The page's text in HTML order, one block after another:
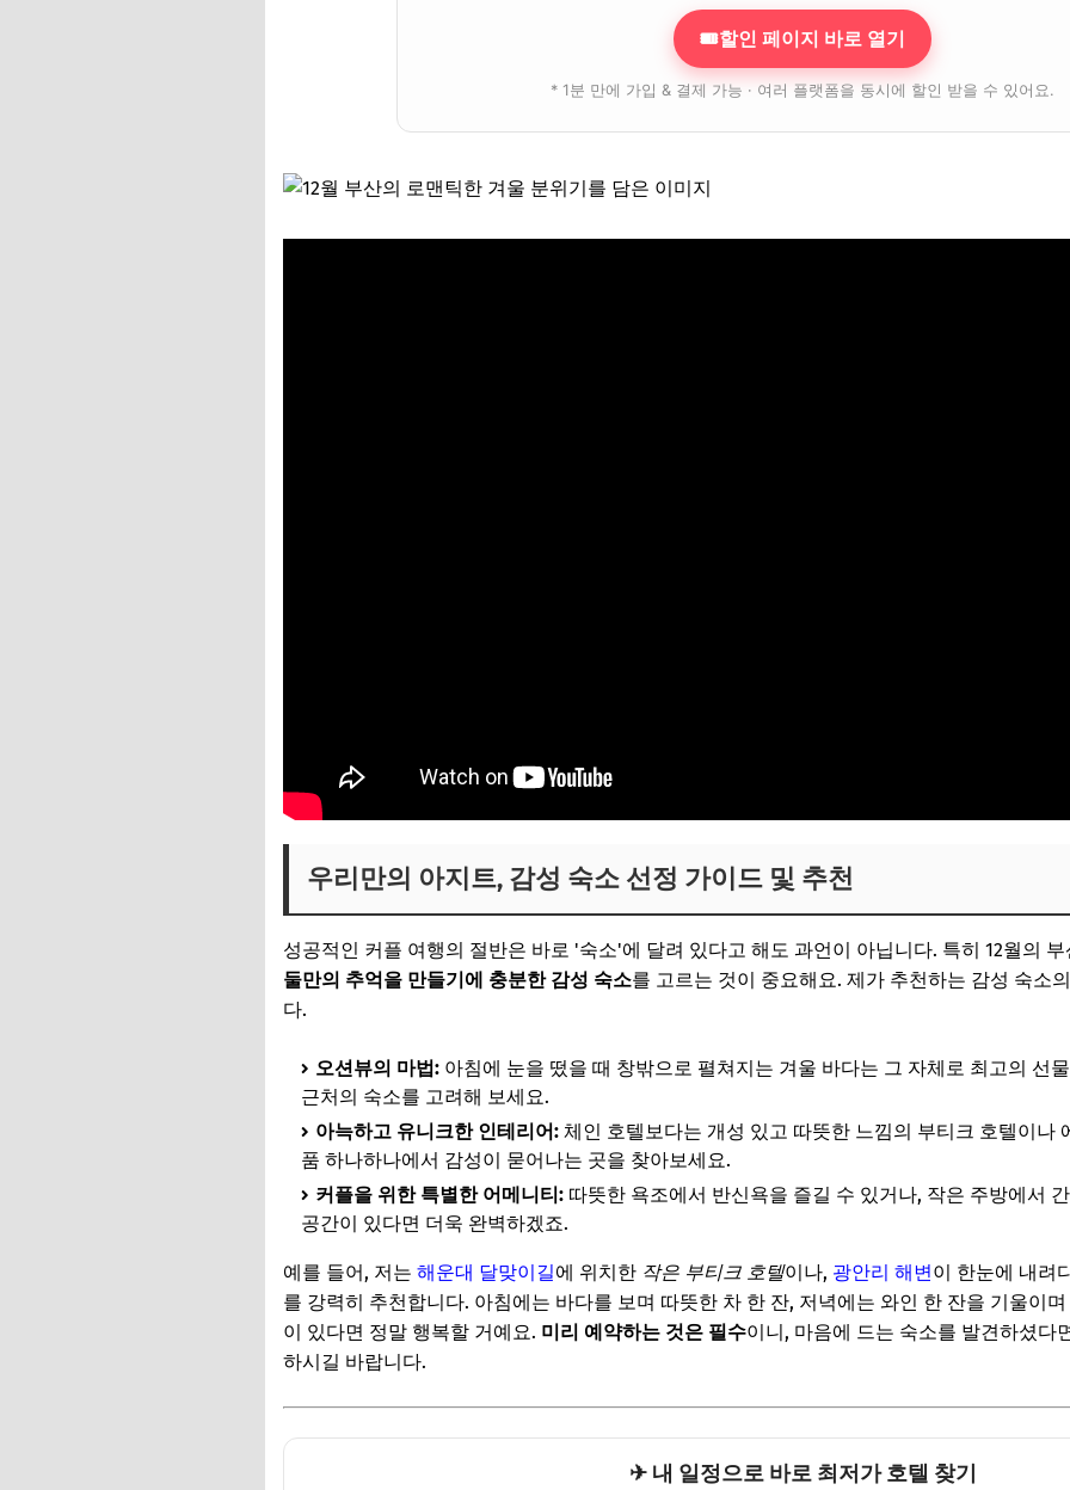
🎟할인 페이지 바로 열기
* 1분 만에 가입 & 결제 가능 · 여러 플랫폼을 동시에 할인 받을 수 있어요.
우리만의 아지트, 감성 숙소 선정 가이드 및 추천
성공적인 커플 여행의 절반은 바로 '숙소'에 달려 있다고 해도 과언이 아닙니다. 특히 12월의
둘만의 추억을 만들기에 충분한 감성 숙소를 고르는 것이 중요해요. 제가 추천하는 감성 숙소
다.
오션뷰의 마법: 아침에 눈을 떴을 때 창밖으로 펼쳐지는 겨울 바다는 그 자체로 최고의 선
근처의 숙소를 고려해 보세요.
아늑하고 유니크한 인테리어: 체인 호텔보다는 개성 있고 따뜻한 느낌의 부티크 호텔이나
품 하나하나에서 감성이 묻어나는 곳을 찾아보세요.
커플을 위한 특별한 어메니티: 따뜻한 욕조에서 반신욕을 즐길 수 있거나, 작은 주방에서
공간이 있다면 더욱 완벽하겠죠.
예를 들어, 저는 해운대 달맞이길에 위치한 작은 부티크 호텔이나, 광안리 해변이 한눈에 내려
를 강력히 추천합니다. 아침에는 바다를 보며 따뜻한 차 한 잔, 저녁에는 와인 한 잔을 기울이
이 있다면 정말 행복할 거예요. 미리 예약하는 것은 필수이니, 마음에 드는 숙소를 발견하셨다
하시길 바랍니다.
✈ 내 일정으로 바로 최저가 호텔 찾기